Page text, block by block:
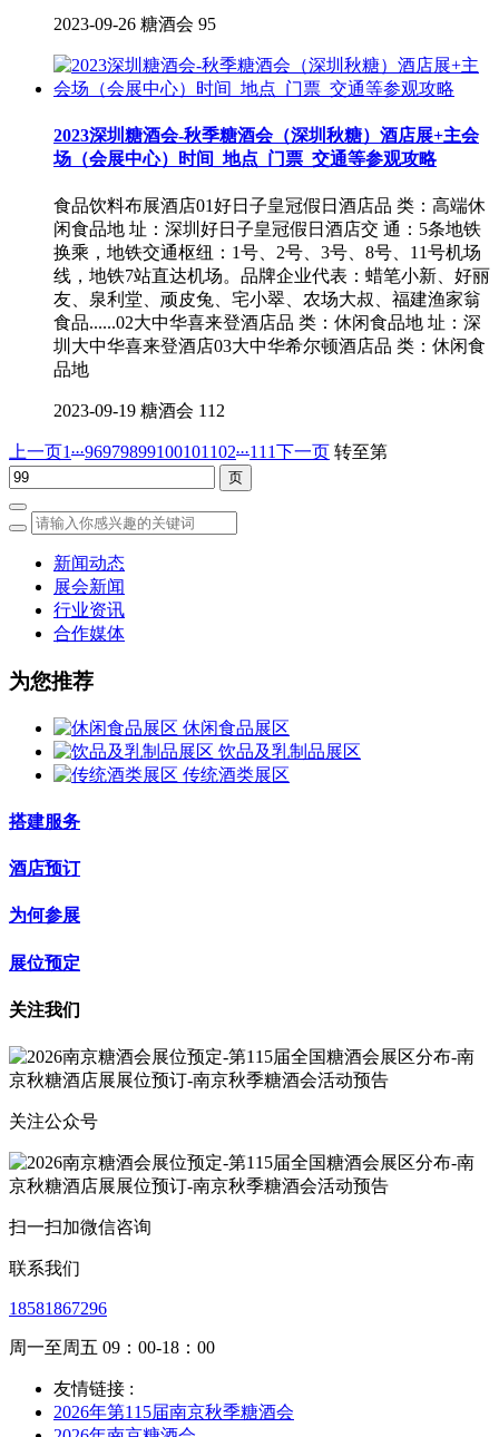
2023-09-26 糖酒会 95
2023深圳糖酒会-秋季糖酒会（深圳秋糖）酒店展+主会
场（会展中心）时间_地点_门票_交通等参观攻略
食品饮料布展酒店01好日子皇冠假日酒店品 类：高端休
闲食品地 址：深圳好日子皇冠假日酒店交 通：5条地铁
换乘，地铁交通枢纽：1号、2号、3号、8号、11号机场
线，地铁7站直达机场。品牌企业代表：蜡笔小新、好丽
友、泉利堂、顽皮兔、宅小翠、农场大叔、福建渔家翁
食品......02大中华喜来登酒店品 类：休闲食品地 址：深
圳大中华喜来登酒店03大中华希尔顿酒店品 类：休闲食
品地
2023-09-19 糖酒会 112
上一页1...96979899100101 102...111下一页 转至第
新闻动态
展会新闻
行业资讯
合作媒体
为您推荐
休闲食品展区
饮品及乳制品展区
传统酒类展区
搭建服务
酒店预订
为何参展
展位预定
关注我们
关注公众号
扫一扫加微信咨询
联系我们
18581867296
周一至周五 09：00-18：00
友情链接 :
2026年第115届南京秋季糖酒会